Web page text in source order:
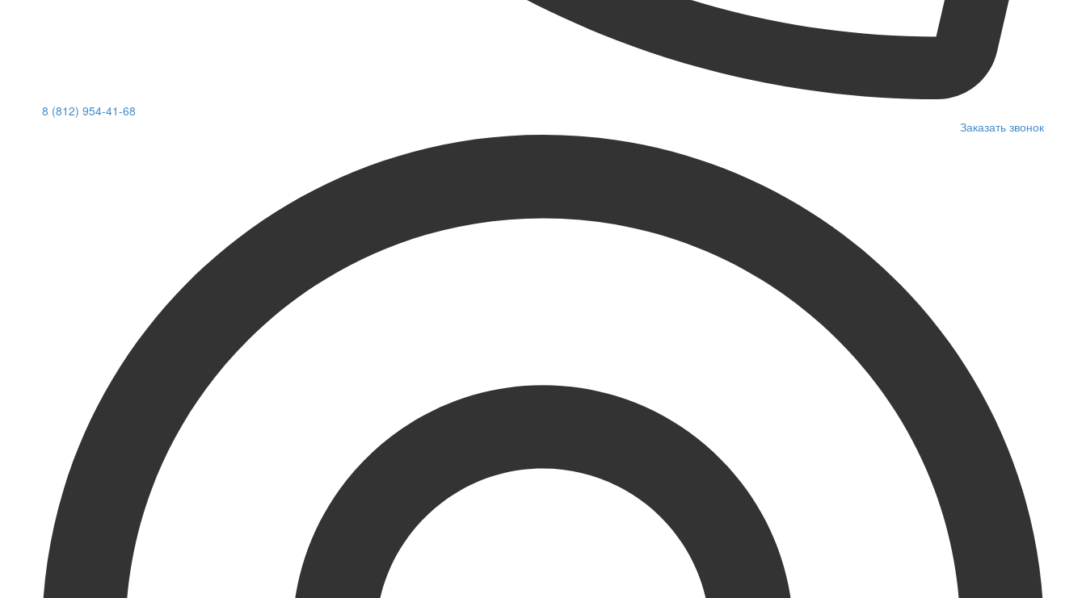
8 (812) 954-41-68
Заказать звонок